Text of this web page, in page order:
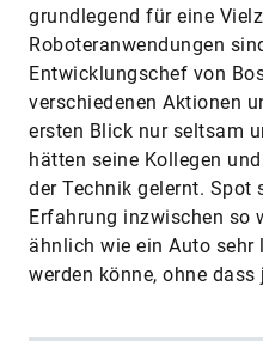
grundlegend für eine
Roboteranwendungen
Entwicklungschef von
verschiedenen Aktionen
ersten Blick nur seltsam
hätten seine Kollegen
der Technik gelernt. Spot
Erfahrung inzwischen so
ähnlich wie ein Auto sehr
werden könne, ohne